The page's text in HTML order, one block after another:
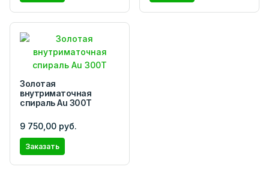
Золотая
внутриматочная
спираль Au 300Т
9 750,00 руб.
Заказать